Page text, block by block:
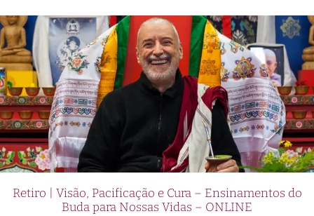
Retiro | Visão, Pacificação e Cura – Ensinamentos do
Buda para Nossas Vidas – ONLINE